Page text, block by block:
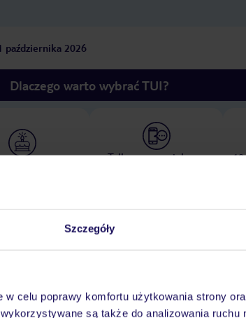
Szczegóły
celu poprawy komfortu użytkowania strony
są także do analizowania ruchu
października 2026
Dlaczego warto wybrać TUI?
Tylko u nas opieka na